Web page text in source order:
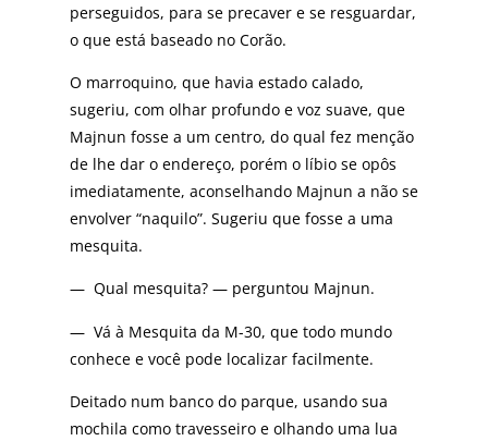
perseguidos, para se precaver e se resguardar,
o que está baseado no Corão.
O marroquino, que havia estado calado,
sugeriu, com olhar profundo e voz suave, que
Majnun fosse a um centro, do qual fez menção
de lhe dar o endereço, porém o líbio se opôs
imediatamente, aconselhando Majnun a não se
envolver “naquilo”. Sugeriu que fosse a uma
mesquita.
— Qual mesquita? — perguntou Majnun.
— Vá à Mesquita da M-30, que todo mundo
conhece e você pode localizar facilmente.
Deitado num banco do parque, usando sua
mochila como travesseiro e olhando uma lua